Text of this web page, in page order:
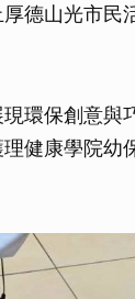
德山光市民
環保創意與
健康學院幼